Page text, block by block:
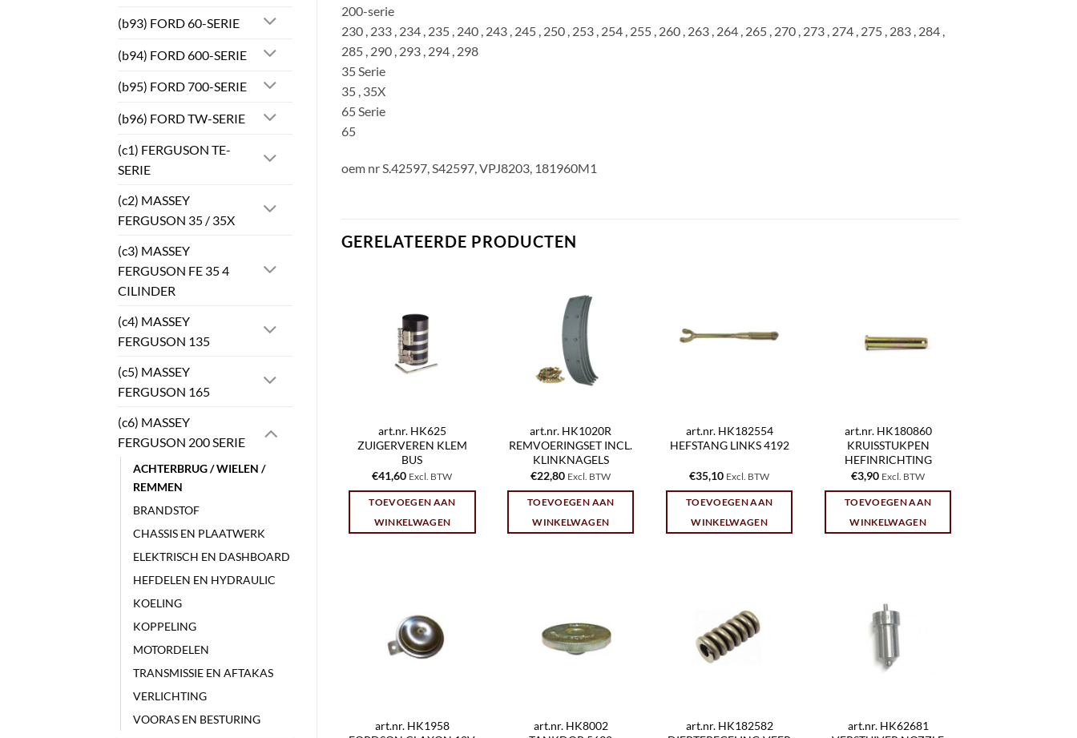
(b93) FORD 60-SERIE
(b94) FORD 600-SERIE
(b95) FORD 700-SERIE
(b96) FORD TW-SERIE
(c1) FERGUSON TE-
SERIE
(c2) MASSEY
FERGUSON 35 / 35X
(c3) MASSEY
FERGUSON FE 35 4
CILINDER
(c4) MASSEY
FERGUSON 135
(c5) MASSEY
FERGUSON 165
(c6) MASSEY
FERGUSON 200 SERIE
ACHTERBRUG / WIELEN /
REMMEN
BRANDSTOF
CHASSIS EN PLAATWERK
ELEKTRISCH EN DASHBOARD
HEFDELEN EN HYDRAULIC
KOELING
KOPPELING
MOTORDELEN
TRANSMISSIE EN AFTAKAS
VERLICHTING
VOORAS EN BESTURING
200-serie
230 , 233 , 234 , 235 , 240 , 243 , 245 , 250 , 253 , 254 , 255 , 260 , 263 , 264 , 265 , 270 , 273 , 274 , 275 , 283 , 284 ,
285 , 290 , 293 , 294 , 298
35 Serie
35 , 35X
65 Serie
65
oem nr S.42597, S42597, VPJ8203, 181960M1
GERELATEERDE PRODUCTEN
art.nr. HK625
ZUIGERVEREN KLEM
BUS
€41,60 Excl. BTW
TOEVOEGEN AAN
WINKELWAGEN
art.nr. HK1020R
REMVOERINGSET INCL.
KLINKNAGELS
€22,80 Excl. BTW
TOEVOEGEN AAN
WINKELWAGEN
art.nr. HK182554
HEFSTANG LINKS 4192
€35,10 Excl. BTW
TOEVOEGEN AAN
WINKELWAGEN
art.nr. HK180860
KRUISSTUKPEN
HEFINRICHTING
€3,90 Excl. BTW
TOEVOEGEN AAN
WINKELWAGEN
art.nr. HK1958
art.nr. HK8002
art.nr. HK182582
art.nr. HK62681